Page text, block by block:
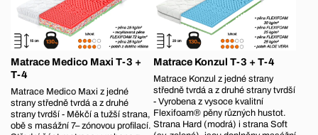
Matrace Medico Maxi T-3 +
T-4
Matrace Medico Maxi z jedné
strany středně tvrdá a z druhé
strany tvrdší - Měkčí a tužší strana,
obě s masážní 7– zónovou profilací.
Matrace Konzul T-3 + T-4
Matrace Konzul z jedné strany
středně tvrdá a z druhé strany tvrdší
- Vyrobena z vysoce kvalitní
Flexifoam® pěny různých hustot.
Strana Hard (modrá) i strana Soft